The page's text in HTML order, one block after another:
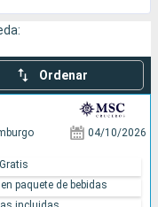
ártico y la
el mundo
Ordenar
04/10/2026
paquete de bebidas